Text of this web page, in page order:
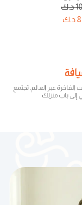
د.ك
د.ك
عبر العالم. تجتمع
إلى باب منزلك